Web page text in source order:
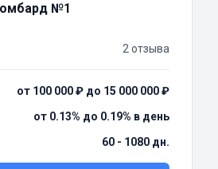
№1
2 отзыва
от 100 000 ₽ до 15 000 000 ₽
от 0.13% до 0.19% в день
60 - 1080 дн.